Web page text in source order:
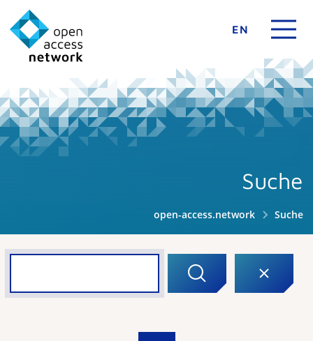
EN
Suche
open-access.network Suche